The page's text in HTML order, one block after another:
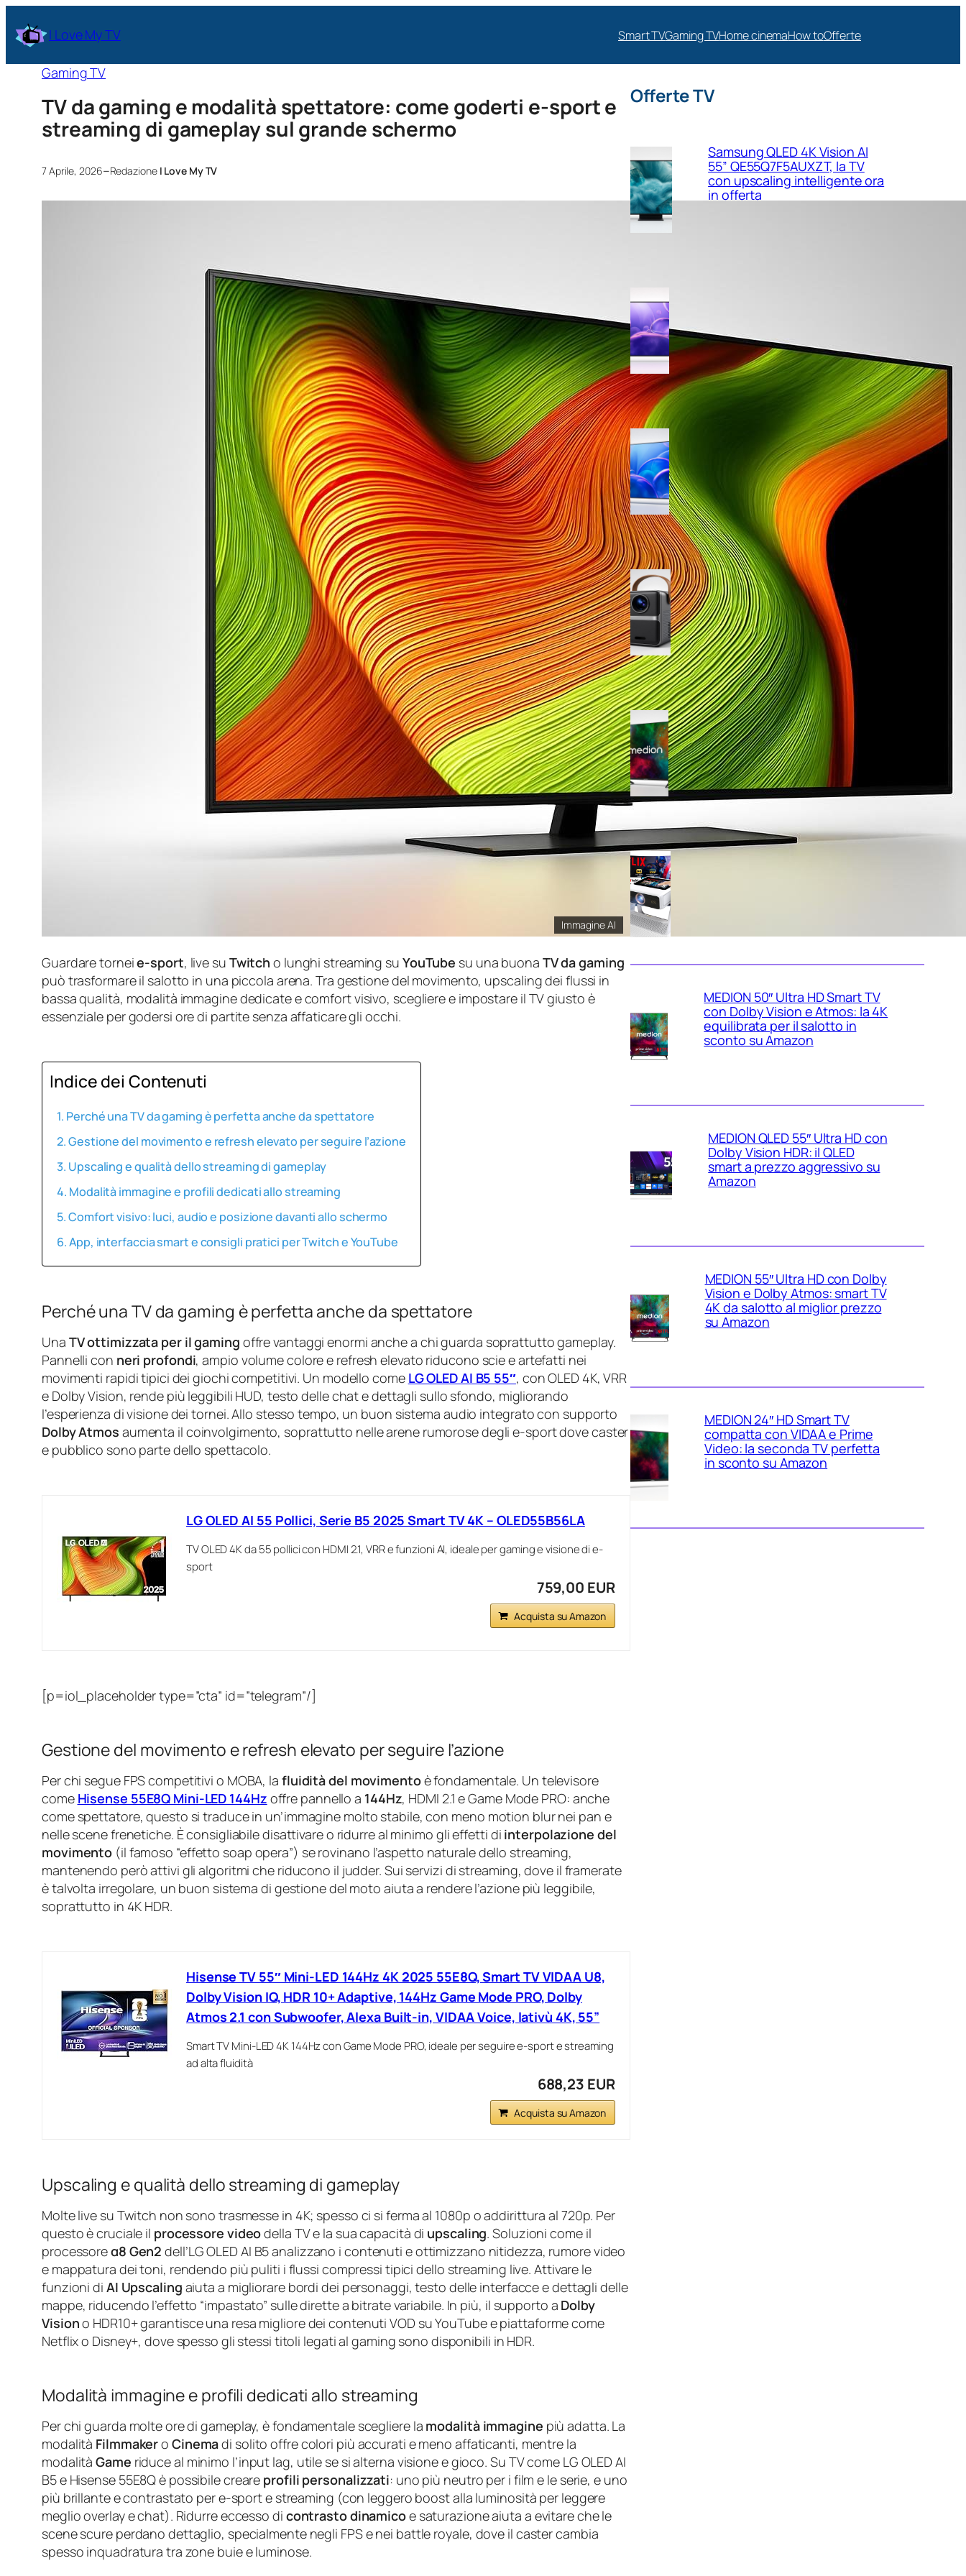
I Love My TV Smart TVGaming TVHome cinemaHow toOfferte
Gaming TV
TV da gaming e modalità spettatore: come goderti e-sport e
streaming di gameplay sul grande schermo
7 Aprile, 2026–Redazione I Love My TV
Immagine AI
Guardare torneie-sport, live su Twitch o lunghi streaming su YouTube su una buona TV da gaming
può trasformare il salotto in una piccola arena. Tra gestione del movimento, upscaling dei flussi in
bassa qualità, modalità immagine dedicate e comfort visivo, scegliere e impostare il TV giusto è
essenziale per godersi ore di partite senza affaticare gli occhi.
Indice dei Contenuti
Perché una TV da gaming è perfetta anche da spettatore
Gestione del movimento e refresh elevato per seguire l’azione
Upscaling e qualità dello streaming di gameplay
Modalità immagine e profili dedicati allo streaming
Comfort visivo: luci, audio e posizione davanti allo schermo
App, interfaccia smart e consigli pratici per Twitch e YouTube
Perché una TV da gaming è perfetta anche da spettatore
Una TV ottimizzata per il gaming offre vantaggi enormi anche a chi guarda soprattutto gameplay.
Pannelli con neri profondi, ampio volume colore e refresh elevato riducono scie e artefatti nei
movimenti rapidi tipici dei giochi competitivi. Un modello come LG OLED AI B5 55″, con OLED 4K, VRR
e Dolby Vision, rende più leggibili HUD, testo delle chat e dettagli sullo sfondo, migliorando
l’esperienza di visione dei tornei. Allo stesso tempo, un buon sistema audio integrato con supporto
Dolby Atmos aumenta il coinvolgimento, soprattutto nelle arene rumorose degli e-sport dove caster
e pubblico sono parte dello spettacolo.
LG OLED AI 55 Pollici, Serie B5 2025 Smart TV 4K – OLED55B56LA
TV OLED 4K da 55 pollici con HDMI 2.1, VRR e funzioni AI, ideale per gaming e visione di e-
sport
759,00 EUR
Acquista su Amazon
[p=iol_placeholder type=”cta” id=”telegram”/]
Gestione del movimento e refresh elevato per seguire l’azione
Per chi segue FPS competitivi o MOBA, la fluidità del movimentoè fondamentale. Un televisore
come Hisense 55E8Q Mini-LED 144Hz offre pannello a 144Hz, HDMI 2.1 e Game Mode PRO: anche
come spettatore, questo si traduce in un’immagine molto stabile, con meno motion blur nei pan e
nelle scene frenetiche. È consigliabile disattivare o ridurre al minimo gli effetti di interpolazione del
movimento (il famoso “effetto soap opera”) se rovinano l’aspetto naturale dello streaming,
mantenendo però attivi gli algoritmi che riducono il judder. Sui servizi di streaming, dove il framerate
è talvolta irregolare, un buon sistema di gestione del moto aiuta a rendere l’azione più leggibile,
soprattutto in 4K HDR.
Hisense TV 55″ Mini-LED 144Hz 4K 2025 55E8Q, Smart TV VIDAA U8,
Dolby Vision IQ, HDR 10+ Adaptive, 144Hz Game Mode PRO, Dolby
Atmos 2.1 con Subwoofer, Alexa Built-in, VIDAA Voice, lativù 4K, 55”
Smart TV Mini-LED 4K 144Hz con Game Mode PRO, ideale per seguire e-sport e streaming
ad alta fluidità
688,23 EUR
Acquista su Amazon
Upscaling e qualità dello streaming di gameplay
Molte live su Twitch non sono trasmesse in 4K; spesso ci si ferma al 1080p o addirittura al 720p. Per
questo è cruciale il processore videodella TV e la sua capacità di upscaling. Soluzioni come il
processoreα8 Gen2 dell’LG OLED AI B5 analizzano i contenuti e ottimizzano nitidezza, rumore video
e mappatura dei toni, rendendo più puliti i flussi compressi tipici dello streaming live. Attivare le
funzioni di AI Upscaling aiuta a migliorare bordi dei personaggi, testo delle interfacce e dettagli delle
mappe, riducendo l’effetto “impastato” sulle dirette a bitrate variabile. In più, il supporto a Dolby
Visiono HDR10+ garantisce una resa migliore dei contenuti VOD su YouTube e piattaforme come
Netflix o Disney+, dove spesso gli stessi titoli legati al gaming sono disponibili in HDR.
Modalità immagine e profili dedicati allo streaming
Per chi guarda molte ore di gameplay, è fondamentale scegliere la modalità immagine più adatta. La
modalità Filmmakero Cinemadi solito offre colori più accurati e meno affaticanti, mentre la
modalitàGame riduce al minimo l’input lag, utile se si alterna visione e gioco. Su TV come LG OLED AI
B5 e Hisense 55E8Q è possibile creare profili personalizzati: uno più neutro per i film e le serie, e uno
più brillante e contrastato per e-sport e streaming (con leggero boost alla luminosità per leggere
meglio overlay e chat). Ridurre eccesso di contrasto dinamicoe saturazione aiuta a evitare che le
scene scure perdano dettaglio, specialmente negli FPS e nei battle royale, dove il caster cambia
spesso inquadratura tra zone buie e luminose.
Offerte TV
Samsung QLED 4K Vision AI
55” QE55Q7F5AUXZT, la TV
con upscaling intelligente ora
in offerta
sconto su Amazon
Samsung Crystal UHD 4K 55”
UE55U7000FUXZT, smart TV
2025 perfetta per il salotto a
prezzo ribassato
WiMiUS proiettore portatile 4K
smart con Netflix ready, il mini
cinema tascabile in promo su
Amazon
Medion 55″ QLED 4K
MD855701, smart TV completa
con Dolby Vision e app
integrate in offerta su Amazon
Mini proiettore smart 4K con
MEDION 50″ Ultra HD Smart TV
con Dolby Vision e Atmos: la 4K
equilibrata per il salotto in
sconto su Amazon
MEDION QLED 55″ Ultra HD con
Dolby Vision HDR: il QLED
smart a prezzo aggressivo su
Amazon
MEDION 55″ Ultra HD con Dolby
Vision e Dolby Atmos: smart TV
4K da salotto al miglior prezzo
su Amazon
MEDION 24″ HD Smart TV
compatta con VIDAA e Prime
Video: la seconda TV perfetta
in sconto su Amazon